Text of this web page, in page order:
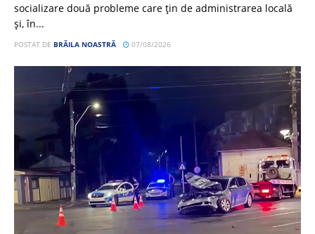
socializare două probleme care țin de administrarea locală
și, în...
POSTAT DE BRĂILA NOASTRĂ 07/08/2026